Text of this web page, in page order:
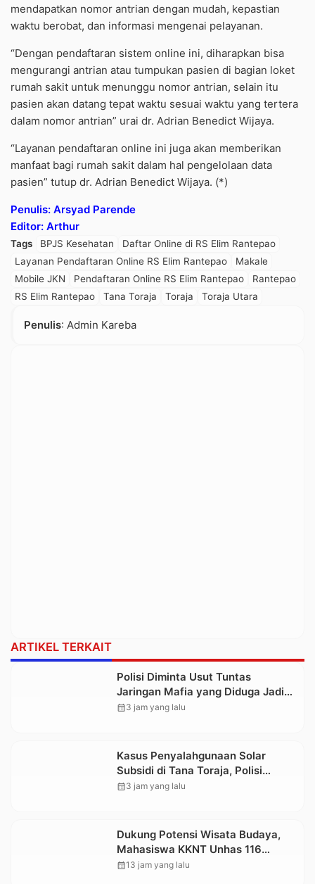
mendapatkan nomor antrian dengan mudah, kepastian
waktu berobat, dan informasi mengenai pelayanan.
“Dengan pendaftaran sistem online ini, diharapkan bisa
mengurangi antrian atau tumpukan pasien di bagian loket
rumah sakit untuk menunggu nomor antrian, selain itu
pasien akan datang tepat waktu sesuai waktu yang tertera
dalam nomor antrian” urai dr. Adrian Benedict Wijaya.
“Layanan pendaftaran online ini juga akan memberikan
manfaat bagi rumah sakit dalam hal pengelolaan data
pasien” tutup dr. Adrian Benedict Wijaya. (*)
Penulis: Arsyad Parende
Editor: Arthur
Tags BPJS Kesehatan
Daftar Online di RS Elim Rantepao
Layanan Pendaftaran Online RS Elim Rantepao
Makale
Mobile JKN
Pendaftaran Online RS Elim Rantepao
Rantepao
RS Elim Rantepao
Tana Toraja Toraja Toraja Utara
Penulis: Admin Kareba
ARTIKEL TERKAIT
Polisi Diminta Usut Tuntas
Jaringan Mafia yang Diduga Jadi
Penyebab Kelangkaan BBM di
calendar_month3 jam yang lalu
Kasus Penyalahgunaan Solar
Subsidi di Tana Toraja, Polisi
Tetapkan Tiga Tersangka Baru
calendar_month3 jam yang lalu
Dukung Potensi Wisata Budaya,
Mahasiswa KKNT Unhas 116
Kelurahan Nonongan Utara Pasang
calendar_month13 jam yang lalu